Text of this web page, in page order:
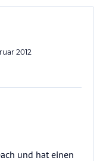
2012
und hat einen